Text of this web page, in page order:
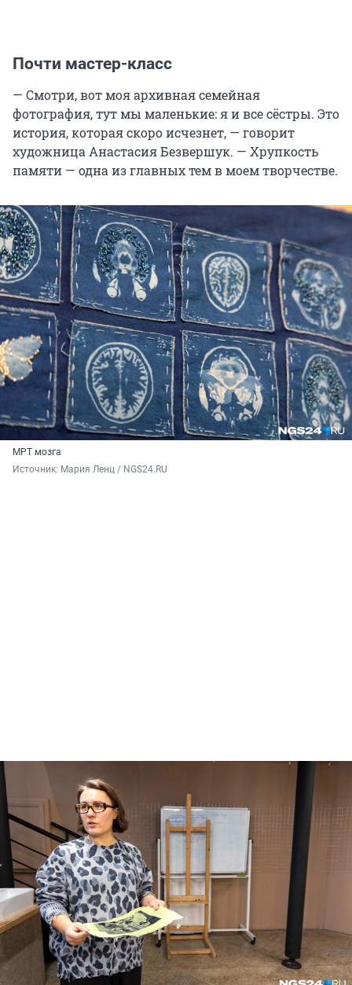
Почти мастер-класс
— Смотри, вот моя архивная семейная
фотография, тут мы маленькие: я и все сёстры. Это
история, которая скоро исчезнет, — говорит
художница Анастасия Безвершук. — Хрупкость
памяти — одна из главных тем в моем творчестве.
МРТ мозга
Источник: Мария Ленц / NGS24.RU